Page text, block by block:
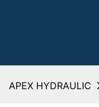
APEX HYDRAULIC